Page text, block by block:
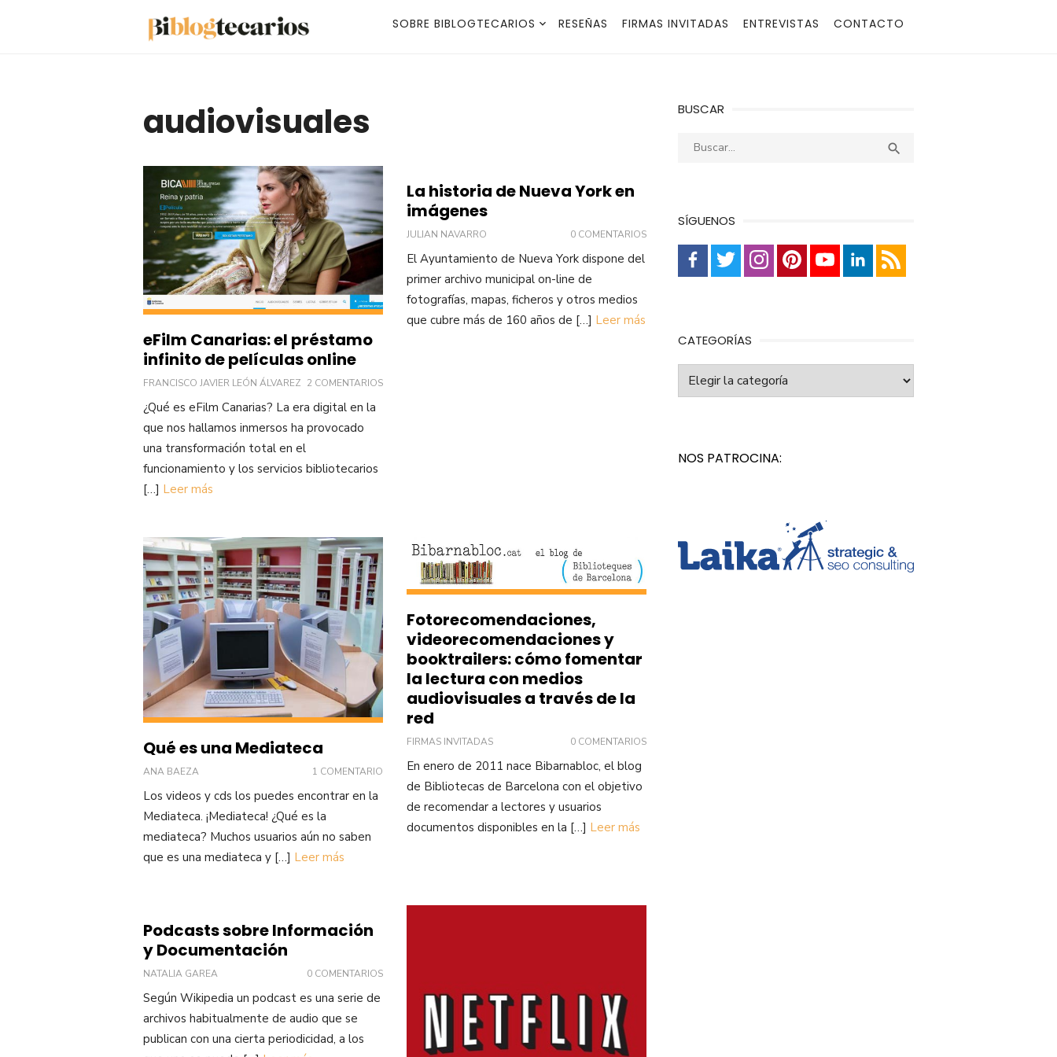
SOBRE BIBLOGTECARIOS RESEÑAS FIRMAS INVITADAS ENTREVISTAS CONTACTO
audiovisuales
eFilm Canarias: el préstamo
infinito de películas online
FRANCISCO JAVIER LEÓN ÁLVAREZ 2 COMENTARIOS
¿Qué es eFilm Canarias? La era digital en la
que nos hallamos inmersos ha provocado
una transformación total en el
funcionamiento y los servicios bibliotecarios
[…] Leer más
La historia de Nueva York en
imágenes
JULIAN NAVARRO 0 COMENTARIOS
El Ayuntamiento de Nueva York dispone del
primer archivo municipal on-line de
fotografías, mapas, ficheros y otros medios
que cubre más de 160 años de […] Leer más
Qué es una Mediateca
ANA BAEZA 1 COMENTARIO
Los videos y cds los puedes encontrar en la
Mediateca. ¡Mediateca! ¿Qué es la
mediateca? Muchos usuarios aún no saben
que es una mediateca y […] Leer más
Fotorecomendaciones,
videorecomendaciones y
booktrailers: cómo fomentar
la lectura con medios
audiovisuales a través de la
red
FIRMAS INVITADAS 0 COMENTARIOS
En enero de 2011 nace Bibarnabloc, el blog
de Bibliotecas de Barcelona con el objetivo
de recomendar a lectores y usuarios
documentos disponibles en la […] Leer más
Podcasts sobre Información
y Documentación
NATALIA GAREA 0 COMENTARIOS
Según Wikipedia un podcast es una serie de
archivos habitualmente de audio que se
publican con una cierta periodicidad, a los
BUSCAR
Buscar: 
SÍGUENOS
CATEGORÍAS
NOS PATROCINA: